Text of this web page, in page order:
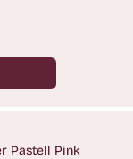
Pastell Pink